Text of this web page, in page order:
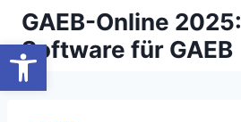
Werkzeugleiste öffnen
Zum
Inhalt
springen
GAEB-Online 2025:
Software für GAEB